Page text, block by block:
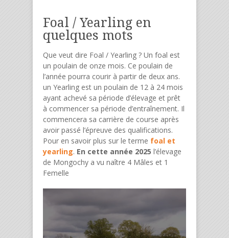
Foal / Yearling en
quelques mots
Que veut dire Foal / Yearling ? Un foal est
un poulain de onze mois. Ce poulain de
l’année pourra courir à partir de deux ans.
un Yearling est un poulain de 12 à 24 mois
ayant achevé sa période d’élevage et prêt
à commencer sa période d’entraînement. Il
commencera sa carrière de course après
avoir passé l’épreuve des qualifications.
Pour en savoir plus sur le terme foal et
yearling. En cette année 2025 l’élevage
de Mongochy a vu naître 4 Mâles et 1
Femelle